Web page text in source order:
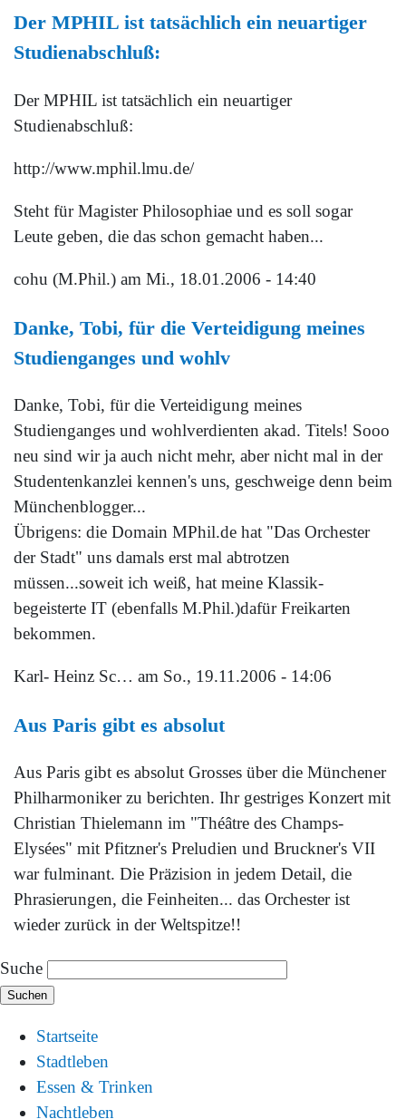
Der MPHIL ist tatsächlich ein neuartiger
Studienabschluß:
Der MPHIL ist tatsächlich ein neuartiger
Studienabschluß:
http://www.mphil.lmu.de/
Steht für Magister Philosophiae und es soll sogar
Leute geben, die das schon gemacht haben...
cohu (M.Phil.) am Mi., 18.01.2006 - 14:40
Danke, Tobi, für die Verteidigung meines
Studienganges und wohlv
Danke, Tobi, für die Verteidigung meines
Studienganges und wohlverdienten akad. Titels! Sooo
neu sind wir ja auch nicht mehr, aber nicht mal in der
Studentenkanzlei kennen's uns, geschweige denn beim
Münchenblogger...
Übrigens: die Domain MPhil.de hat "Das Orchester
der Stadt" uns damals erst mal abtrotzen
müssen...soweit ich weiß, hat meine Klassik-
begeisterte IT (ebenfalls M.Phil.)dafür Freikarten
bekommen.
Karl- Heinz Sc… am So., 19.11.2006 - 14:06
Aus Paris gibt es absolut
Aus Paris gibt es absolut Grosses über die Münchener
Philharmoniker zu berichten. Ihr gestriges Konzert mit
Christian Thielemann im "Théâtre des Champs-
Elysées" mit Pfitzner's Preludien und Bruckner's VII
war fulminant. Die Präzision in jedem Detail, die
Phrasierungen, die Feinheiten... das Orchester ist
wieder zurück in der Weltspitze!!
Suche
Startseite
Stadtleben
Essen & Trinken
Nachtleben